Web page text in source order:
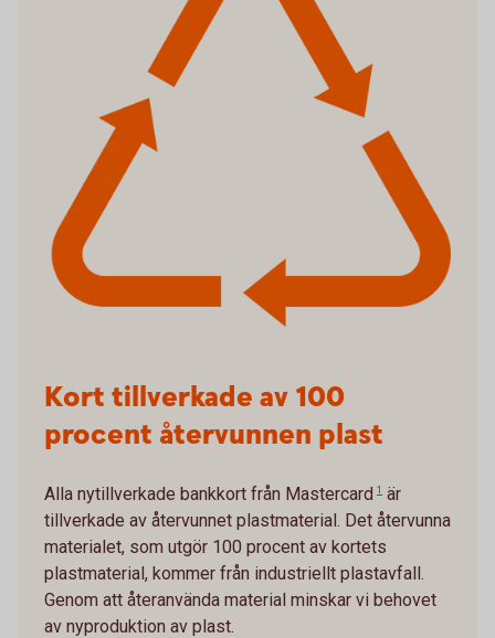
Kort tillverkade av 100
procent återvunnen plast
Alla nytillverkade bankkort från Mastercard 1 är
tillverkade av återvunnet plastmaterial. Det återvunna
materialet, som utgör 100 procent av kortets
plastmaterial, kommer från industriellt plastavfall.
Genom att återanvända material minskar vi behovet
av nyproduktion av plast.